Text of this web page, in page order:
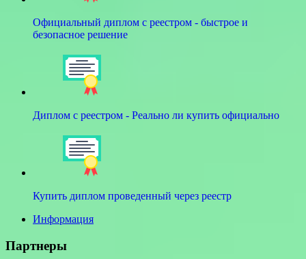
Официальный диплом с реестром - быстрое и
безопасное решение
Диплом с реестром - Реально ли купить официально
Купить диплом проведенный через реестр
Информация
Партнеры